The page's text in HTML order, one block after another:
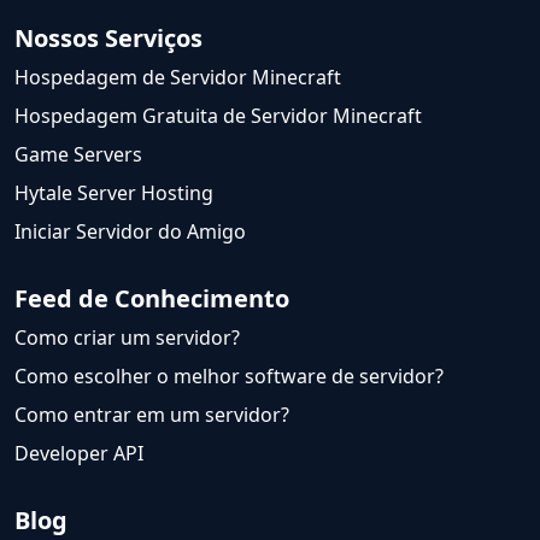
Nossos Serviços
Hospedagem de Servidor Minecraft
Hospedagem Gratuita de Servidor Minecraft
Game Servers
Hytale Server Hosting
Iniciar Servidor do Amigo
Feed de Conhecimento
Como criar um servidor?
Como escolher o melhor software de servidor?
Como entrar em um servidor?
Developer API
Blog